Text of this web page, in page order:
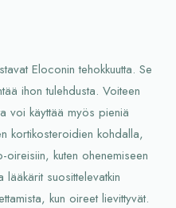
Eloconin tehokkuutta. Se
ihon tulehdusta. Voiteen
voi käyttää myös pieniä
kortikosteroidien kohdalla,
kuten ohenemiseen
lääkärit suosittelevatkin
kun oireet lievittyvät.